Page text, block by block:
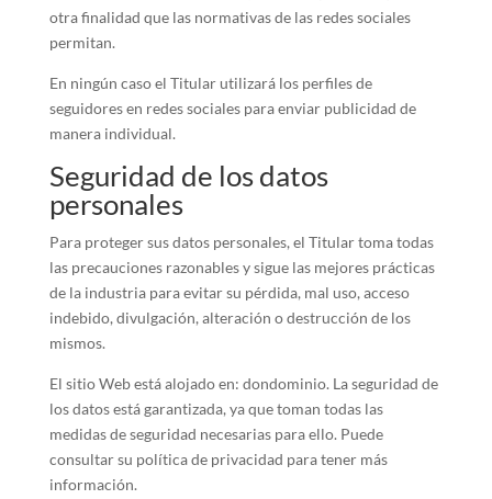
otra finalidad que las normativas de las redes sociales
permitan.
En ningún caso el Titular utilizará los perfiles de
seguidores en redes sociales para enviar publicidad de
manera individual.
Seguridad de los datos
personales
Para proteger sus datos personales, el Titular toma todas
las precauciones razonables y sigue las mejores prácticas
de la industria para evitar su pérdida, mal uso, acceso
indebido, divulgación, alteración o destrucción de los
mismos.
El sitio Web está alojado en: dondominio. La seguridad de
los datos está garantizada, ya que toman todas las
medidas de seguridad necesarias para ello. Puede
consultar su política de privacidad para tener más
información.